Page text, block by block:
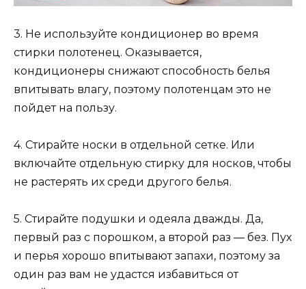
3. Не используйте кондиционер во время
стирки полотенец. Оказывается,
кондиционеры снижают способность белья
впитывать влагу, поэтому полотенцам это не
пойдет на пользу.
4. Стирайте носки в отдельной сетке. Или
включайте отдельную стирку для носков, чтобы
не растерять их среди другого белья.
5. Стирайте подушки и одеяла дважды. Да,
первый раз с порошком, а второй раз — без. Пух
и перья хорошо впитывают запахи, поэтому за
один раз вам не удастся избавиться от